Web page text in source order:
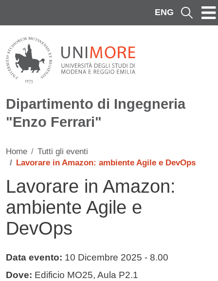
ENG Cerca
Dipartimento di Ingegneria
"Enzo Ferrari"
Home
Tutti gli eventi
Lavorare in Amazon: ambiente Agile e DevOps
Lavorare in Amazon:
ambiente Agile e
DevOps
Data evento: 10 Dicembre 2025 - 8.00
Dove: Edificio MO25, Aula P2.1